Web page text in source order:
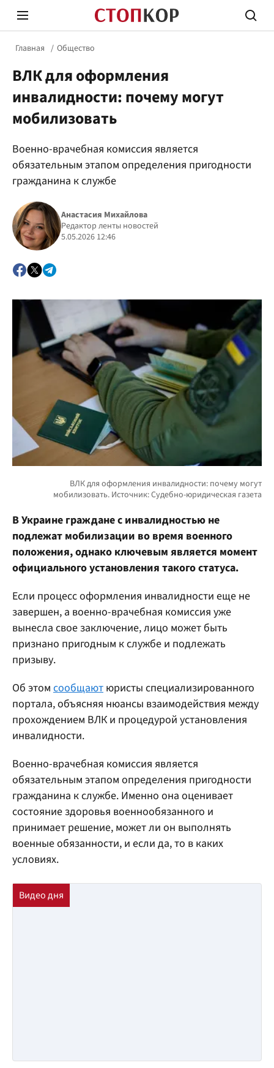
Политика
Главная Общество
ВЛК для оформления
инвалидности: почему могут
мобилизовать
Военно-врачебная комиссия является
обязательным этапом определения пригодности
гражданина к службе
Анастасия Михайлова
Редактор ленты новостей
5.05.2026 12:46
В Украине граждане с инвалидностью не
подлежат мобилизации во время военного
положения, однако ключевым является момент
официального установления такого статуса.
Если процесс оформления инвалидности еще не
завершен, а военно-врачебная комиссия уже
вынесла свое заключение, лицо может быть
признано пригодным к службе и подлежать
призыву.
Об этом сообщают юристы специализированного
портала, объясняя нюансы взаимодействия между
прохождением ВЛК и процедурой установления
инвалидности.
Военно-врачебная комиссия является
обязательным этапом определения пригодности
гражданина к службе. Именно она оценивает
состояние здоровья военнообязанного и
принимает решение, может ли он выполнять
военные обязанности, и если да, то в каких
условиях.